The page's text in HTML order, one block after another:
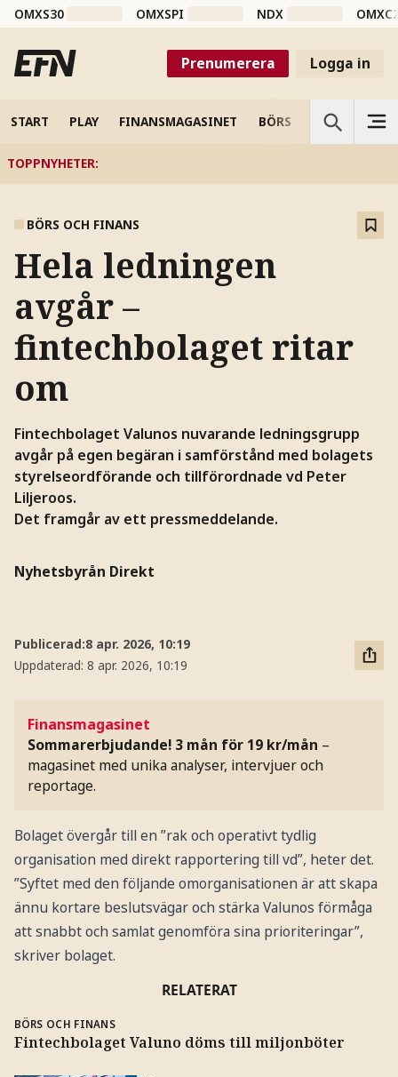
OMXS30 OMXSPI NDX
Prenumerera Logga in
START PLAY FINANSMAGASINET BÖRS VETENSKAP
TOPPNYHETER:
BÖRS OCH FINANS
Hela ledningen
avgår –
fintechbolaget ritar
om
Fintechbolaget Valunos nuvarande ledningsgrupp
avgår på egen begäran i samförstånd med bolagets
styrelseordförande och tillförordnade vd Peter
Liljeroos.
Det framgår av ett pressmeddelande.
Nyhetsbyrån Direkt
Publicerad:8 apr. 2026, 10:19
Uppdaterad: 8 apr. 2026, 10:19
Finansmagasinet
Sommarerbjudande! 3 mån för 19 kr/mån –
magasinet med unika analyser, intervjuer och
reportage.
Bolaget övergår till en ”rak och operativt tydlig
organisation med direkt rapportering till vd”, heter det.
”Syftet med den följande omorganisationen är att skapa
ännu kortare beslutsvägar och stärka Valunos förmåga
att snabbt och samlat genomföra sina prioriteringar”,
skriver bolaget.
RELATERAT
BÖRS OCH FINANS
Fintechbolaget Valuno döms till miljonböter